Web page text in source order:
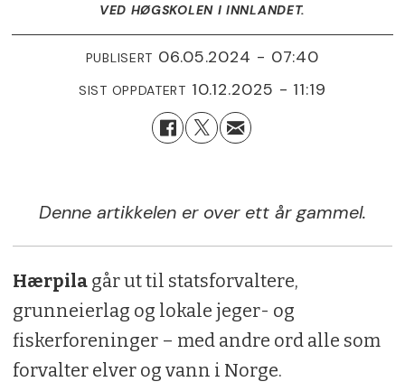
VED HØGSKOLEN I INNLANDET.
PUBLISERT 06.05.2024 - 07:40
SIST OPPDATERT 10.12.2025 - 11:19
Denne artikkelen er over ett år gammel.
Hærpilagår ut til statsforvaltere,
grunneierlag og lokale jeger- og
fiskerforeninger – med andre ord alle som
forvalter elver og vann i Norge.